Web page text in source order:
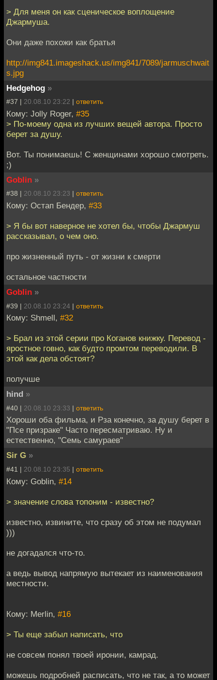
> Для меня он как сценическое воплощение
Джармуша.
Они даже похожи как братья
http://img841.imageshack.us/img841/7089/jarmuschwait
s.jpg
Hedgehog »
#37 | 20.08.10 23:22 | ответить
Кому: Jolly Roger, #35
> По-моему одна из лучших вещей автора. Просто
берет за душу.
Вот. Ты понимаешь! С женщинами хорошо смотреть.
;)
Goblin »
#38 | 20.08.10 23:23 | ответить
Кому: Остап Бендер, #33
> Я бы вот наверное не хотел бы, чтобы Джармуш
рассказывал, о чем оно.
про жизненный путь - от жизни к смерти
остальное частности
Goblin »
#39 | 20.08.10 23:24 | ответить
Кому: Shmell, #32
> Брал из этой серии про Коганов книжку. Перевод -
яростное говно, как будто промтом переводили. В
этой как дела обстоят?
получше
hind »
#40 | 20.08.10 23:33 | ответить
Хороши оба фильма, и Рза конечно, за душу берет в
"Псе призраке" Часто пересматриваю. Ну и
естественно, "Семь самураев"
Sir G »
#41 | 20.08.10 23:35 | ответить
Кому: Goblin, #14
> значение слова топоним - известно?
известно, извините, что сразу об этом не подумал
)))
не догадался что-то.
а ведь вывод напрямую вытекает из наименования
местности.
Кому: Merlin, #16
> Ты еще забыл написать, что
не совсем понял твоей иронии, камрад.
можешь подробней расписать, что не так, а то может